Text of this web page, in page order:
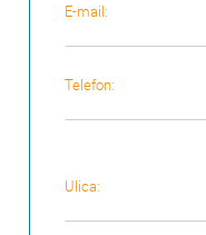
E-mail:
Telefon:
Ulica: